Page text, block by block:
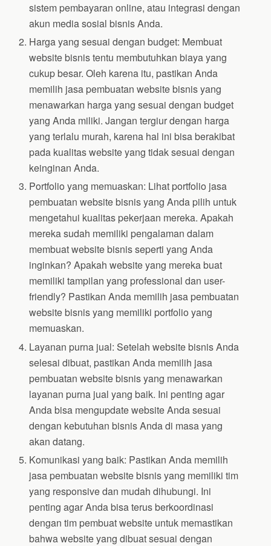
sistem pembayaran online, atau integrasi dengan
akun media sosial bisnis Anda.
Harga yang sesuai dengan budget: Membuat
website bisnis tentu membutuhkan biaya yang
cukup besar. Oleh karena itu, pastikan Anda
memilih jasa pembuatan website bisnis yang
menawarkan harga yang sesuai dengan budget
yang Anda miliki. Jangan tergiur dengan harga
yang terlalu murah, karena hal ini bisa berakibat
pada kualitas website yang tidak sesuai dengan
keinginan Anda.
Portfolio yang memuaskan: Lihat portfolio jasa
pembuatan website bisnis yang Anda pilih untuk
mengetahui kualitas pekerjaan mereka. Apakah
mereka sudah memiliki pengalaman dalam
membuat website bisnis seperti yang Anda
inginkan? Apakah website yang mereka buat
memiliki tampilan yang professional dan user-
friendly? Pastikan Anda memilih jasa pembuatan
website bisnis yang memiliki portfolio yang
memuaskan.
Layanan purna jual: Setelah website bisnis Anda
selesai dibuat, pastikan Anda memilih jasa
pembuatan website bisnis yang menawarkan
layanan purna jual yang baik. Ini penting agar
Anda bisa mengupdate website Anda sesuai
dengan kebutuhan bisnis Anda di masa yang
akan datang.
Komunikasi yang baik: Pastikan Anda memilih
jasa pembuatan website bisnis yang memiliki tim
yang responsive dan mudah dihubungi. Ini
penting agar Anda bisa terus berkoordinasi
dengan tim pembuat website untuk memastikan
bahwa website yang dibuat sesuai dengan